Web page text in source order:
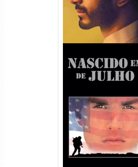
Nascido em 4 de
Torrent (1989) WEB-
Dual Áudio